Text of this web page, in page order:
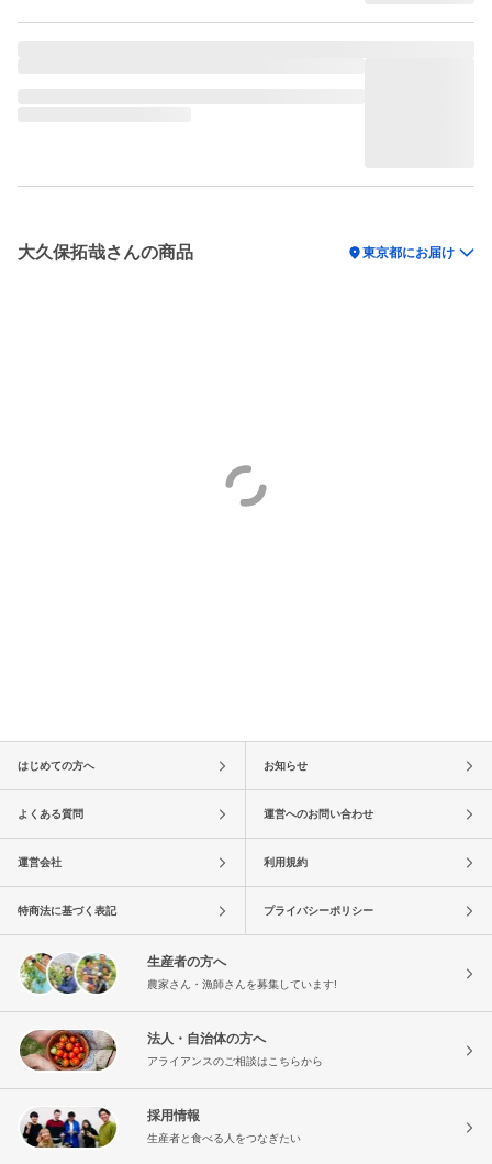
大久保拓哉さんの商品 location_on東京都にお届け
はじめての方へ お知らせ
よくある質問 運営へのお問い合わせ
運営会社 利用規約
特商法に基づく表記 プライバシーポリシー
生産者の方へ
農家さん・漁師さんを募集しています!
法人・自治体の方へ
アライアンスのご相談はこちらから
採用情報
生産者と食べる人をつなぎたい